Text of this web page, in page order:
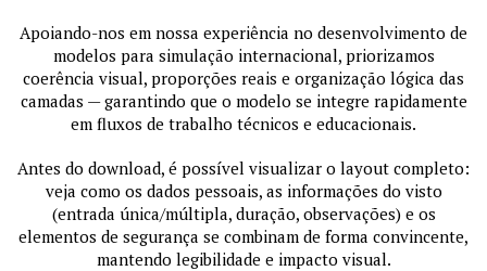
Apoiando-nos em nossa experiência no desenvolvimento de
modelos para simulação internacional, priorizamos
coerência visual, proporções reais e organização lógica das
camadas — garantindo que o modelo se integre rapidamente
em fluxos de trabalho técnicos e educacionais.
Antes do download, é possível visualizar o layout completo:
veja como os dados pessoais, as informações do visto
(entrada única/múltipla, duração, observações) e os
elementos de segurança se combinam de forma convincente,
mantendo legibilidade e impacto visual.